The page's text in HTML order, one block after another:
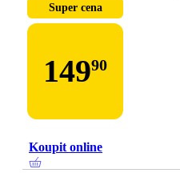
Super cena
14990
Koupit online